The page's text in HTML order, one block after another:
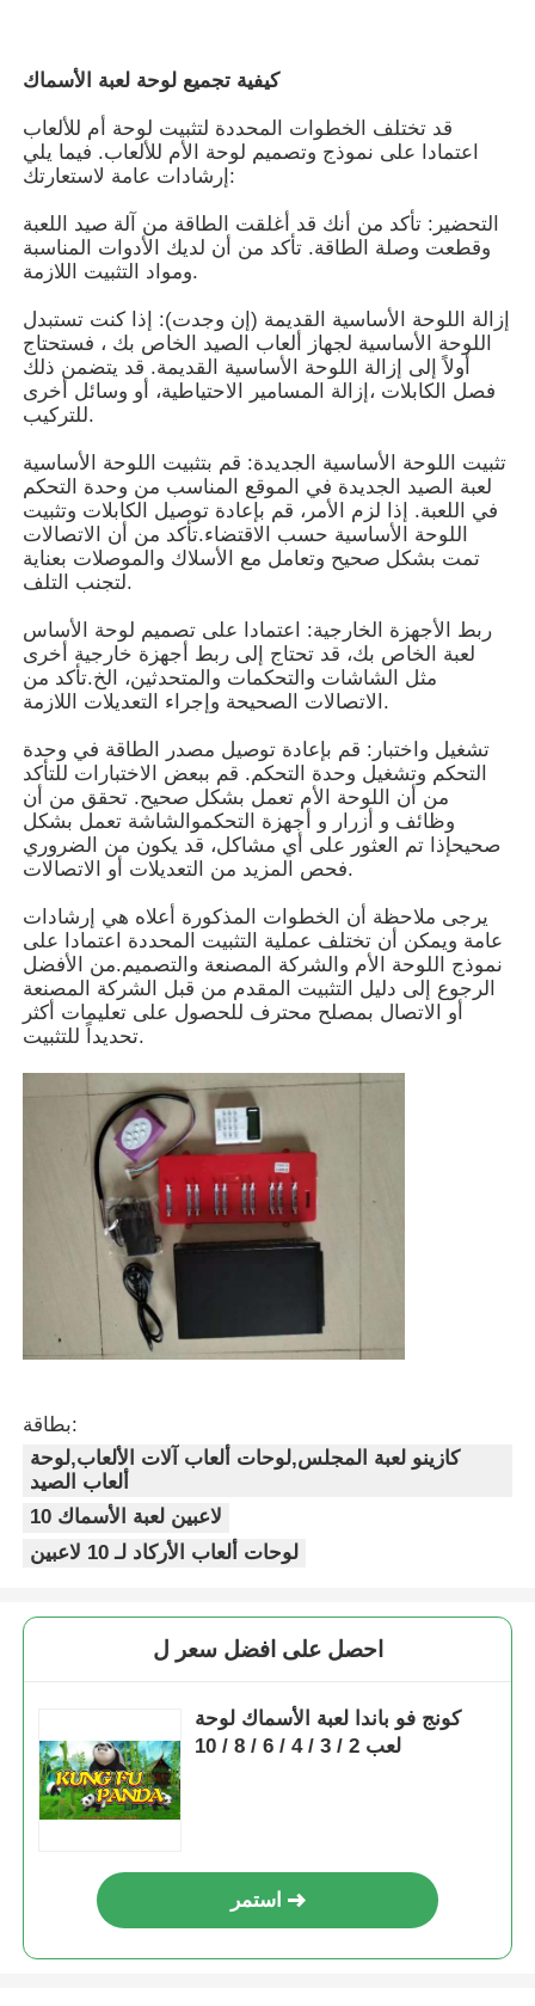
حول بنا
جولة في المعمل
ضبط الجودة
طلب اقتباس
فتحة لعبة المجلس
لوحة لعبة السمك
خزانة ألعاب القمار
طاولة لعبة الأسماك
برامج الألعاب عبر الإنترنت
أجزاء ألعاب السلوت
شاشة آلة اللعبة
كيفية تجميع لوحة لعبة الأسماك
قد تختلف الخطوات المحددة لتثبيت لوحة أم للألعاب
اعتمادا على نموذج وتصميم لوحة الأم للألعاب. فيما يلي
إرشادات عامة لاستعارتك:
التحضير: تأكد من أنك قد أغلقت الطاقة من آلة صيد اللعبة
وقطعت وصلة الطاقة. تأكد من أن لديك الأدوات المناسبة
ومواد التثبيت اللازمة.
إزالة اللوحة الأساسية القديمة (إن وجدت): إذا كنت تستبدل
اللوحة الأساسية لجهاز ألعاب الصيد الخاص بك ، فستحتاج
أولاً إلى إزالة اللوحة الأساسية القديمة. قد يتضمن ذلك
فصل الكابلات ،إزالة المسامير الاحتياطية، أو وسائل أخرى
للتركيب.
تثبيت اللوحة الأساسية الجديدة: قم بتثبيت اللوحة الأساسية
لعبة الصيد الجديدة في الموقع المناسب من وحدة التحكم
في اللعبة. إذا لزم الأمر، قم بإعادة توصيل الكابلات وتثبيت
اللوحة الأساسية حسب الاقتضاء.تأكد من أن الاتصالات
تمت بشكل صحيح وتعامل مع الأسلاك والموصلات بعناية
لتجنب التلف.
ربط الأجهزة الخارجية: اعتمادا على تصميم لوحة الأساس
لعبة الخاص بك، قد تحتاج إلى ربط أجهزة خارجية أخرى
مثل الشاشات والتحكمات والمتحدثين، الخ.تأكد من
الاتصالات الصحيحة وإجراء التعديلات اللازمة.
تشغيل واختبار: قم بإعادة توصيل مصدر الطاقة في وحدة
التحكم وتشغيل وحدة التحكم. قم ببعض الاختبارات للتأكد
من أن اللوحة الأم تعمل بشكل صحيح. تحقق من أن
وظائف و أزرار و أجهزة التحكموالشاشة تعمل بشكل
صحيحإذا تم العثور على أي مشاكل، قد يكون من الضروري
فحص المزيد من التعديلات أو الاتصالات.
يرجى ملاحظة أن الخطوات المذكورة أعلاه هي إرشادات
عامة ويمكن أن تختلف عملية التثبيت المحددة اعتمادا على
نموذج اللوحة الأم والشركة المصنعة والتصميم.من الأفضل
الرجوع إلى دليل التثبيت المقدم من قبل الشركة المصنعة
أو الاتصال بمصلح محترف للحصول على تعليمات أكثر
تحديداً للتثبيت.
بطاقة:
كازينو لعبة المجلس,لوحات ألعاب آلات الألعاب,لوحة
ألعاب الصيد
10 لاعبين لعبة الأسماك
لوحات ألعاب الأركاد لـ 10 لاعبين
احصل على افضل سعر ل
كونج فو باندا لعبة الأسماك لوحة
لعب 2 / 3 / 4 / 6 / 8 / 10
استمر